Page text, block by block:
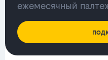
ежемесячный